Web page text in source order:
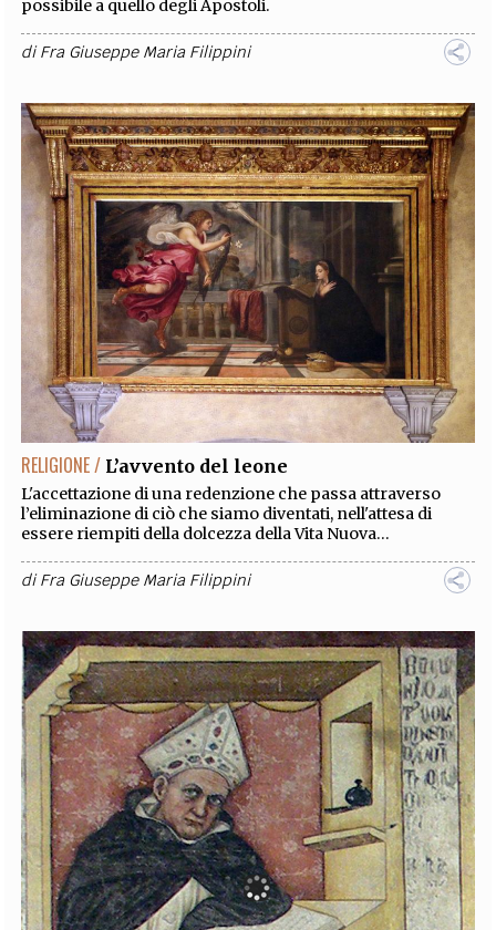
possibile a quello degli Apostoli.
diFra Giuseppe Maria Filippini
RELIGIONE / L’avvento del leone
L'accettazione di una redenzione che passa attraverso
l’eliminazione di ciò che siamo diventati, nell'attesa di
essere riempiti della dolcezza della Vita Nuova...
diFra Giuseppe Maria Filippini